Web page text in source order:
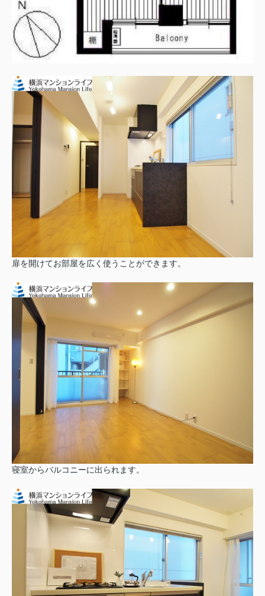
扉を開けてお部屋を広く使うことができます。
寝室からバルコニーに出られます。